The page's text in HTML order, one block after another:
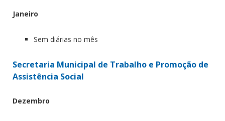
Janeiro
Sem diárias no mês
Secretaria Municipal de Trabalho e Promoção de
Assistência Social
Dezembro